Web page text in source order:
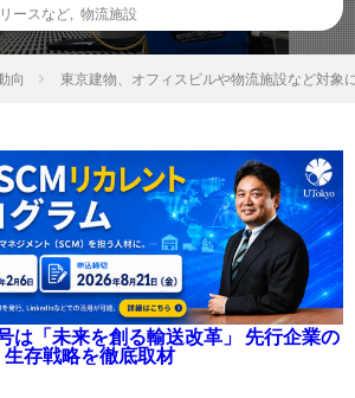
ースなど 物流施設
向 東京建物、オフィスビルや物流施設など対象
は「未来を創る輸送改革」 先行企業の
生存戦略を徹底取材